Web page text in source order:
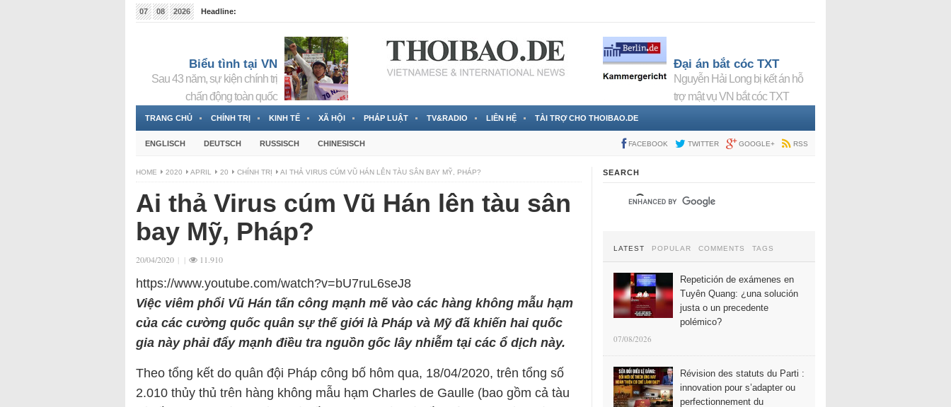
07 08 2026
Headline:
Biểu tình tại VN
Sau 43 năm, sự kiện chính trị
chấn động toàn quốc
Đại án bắt cóc TXT
Nguyễn Hải Long bị kết án hỗ
trợ mật vụ VN bắt cóc TXT
TRANG CHỦ CHÍNH TRỊ KINH TẾ XÃ HỘI PHÁP LUẬT TV&RADIO LIÊN HỆ TÀI TRỢ CHO THOIBAO.DE
ENGLISCH DEUTSCH RUSSISCH CHINESISCH FACEBOOK TWITTER GOOGLE+ RSS
HOME 2020 APRIL 20 CHÍNH TRỊ AI THẢ VIRUS CÚM VŨ HÁN LÊN TÀU SÂN BAY MỸ, PHÁP?
Ai thả Virus cúm Vũ Hán lên tàu sân
bay Mỹ, Pháp?
20/04/2020 | | 11.910
https://www.youtube.com/watch?v=bU7ruL6seJ8
Việc viêm phổi Vũ Hán tấn công mạnh mẽ vào các hàng không mẫu hạm
của các cường quốc quân sự thế giới là Pháp và Mỹ đã khiến hai quốc
gia này phải đẩy mạnh điều tra nguồn gốc lây nhiễm tại các ổ dịch này.
Theo tổng kết do quân đội Pháp công bố hôm qua, 18/04/2020, trên tổng số
2.010 thủy thủ trên hàng không mẫu hạm Charles de Gaulle (bao gồm cả tàu
SEARCH
LATEST POPULAR COMMENTS TAGS
Repetición de exámenes en
Tuyên Quang: ¿una solución
justa o un precedente
polémico?
07/08/2026
Révision des statuts du Parti :
innovation pour s’adapter ou
perfectionnement du